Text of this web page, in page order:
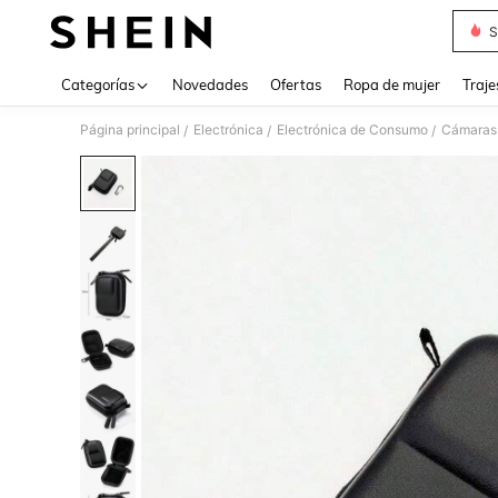
Categorías Novedades Ofertas Ropa de mujer
Página principal / Electrónica / Electrónica de Consumo /